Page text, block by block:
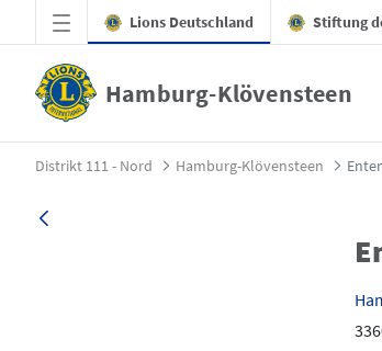
Zum Hauptinhalt springen
Lions Deutschland Stiftung
Hamburg-Klövensteen
Entenspaß 2024 - Hamburg-
Distrikt 111 - Nord Hamburg-Klövensteen